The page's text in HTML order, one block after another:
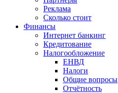
Реклама
Сколько стоит
Финансы
Интернет банкинг
Кредитование
Налогообложение
ЕНВД
Налоги
Общие вопросы
Отчётность